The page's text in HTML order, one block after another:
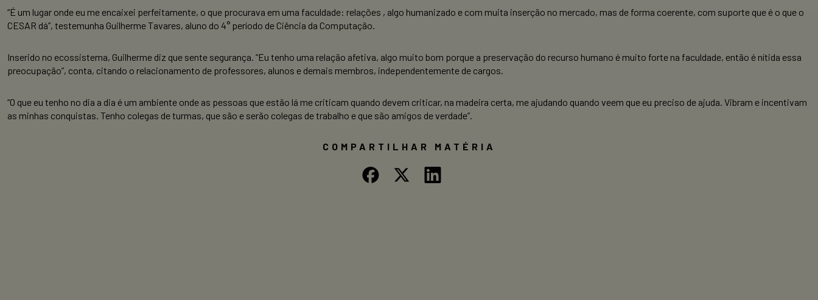
“É um lugar onde eu me encaixei perfeitamente, o que procurava em uma faculdade: relações , algo humanizado e com muita inserção no mercado, mas de forma coerente, com suporte que é o que o
CESAR dá”, testemunha Guilherme Tavares, aluno do 4° período de Ciência da Computação.
Inserido no ecossistema, Guilherme diz que sente segurança. “Eu tenho uma relação afetiva, algo muito bom porque a preservação do recurso humano é muito forte na faculdade, então é nítida essa
preocupação”, conta, citando o relacionamento de professores, alunos e demais membros, independentemente de cargos.
“O que eu tenho no dia a dia é um ambiente onde as pessoas que estão lá me criticam quando devem criticar, na madeira certa, me ajudando quando veem que eu preciso de ajuda. Vibram e incentivam
as minhas conquistas. Tenho colegas de turmas, que são e serão colegas de trabalho e que são amigos de verdade”.
COMPARTILHAR MATÉRIA